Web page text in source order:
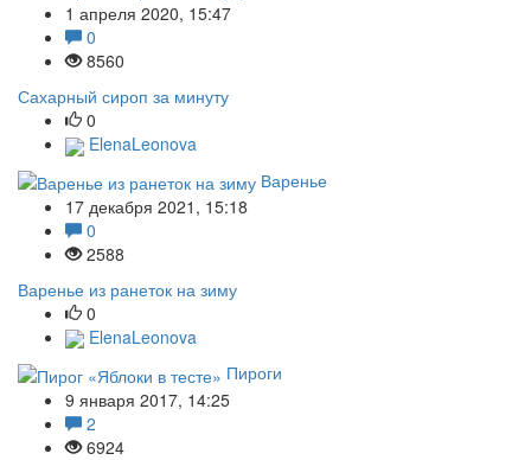
1 апреля 2020, 15:47
0
8560
Сахарный сироп за минуту
0
ElenaLeonova
Варенье
17 декабря 2021, 15:18
0
2588
Варенье из ранеток на зиму
0
ElenaLeonova
Пироги
9 января 2017, 14:25
2
6924